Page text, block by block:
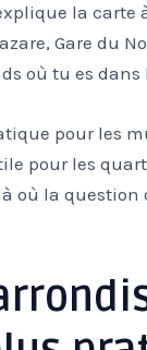
la carte
Gare du
où tu es
pour les
pour les
où la question